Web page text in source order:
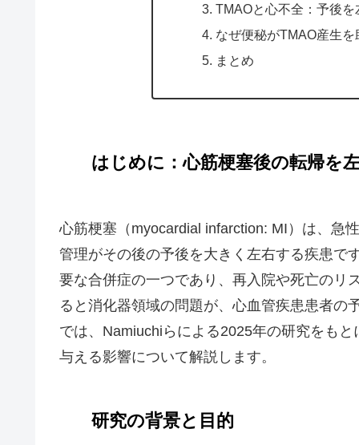
TMAOと心不全：予後
なぜ便秘がTMAO産生
まとめ
はじめに：心筋梗塞後の転帰を
心筋梗塞（myocardial infarction: MI）は、急
管理がその後の予後を大きく左右する疾患で
要な合併症の一つであり、再入院や死亡のリ
ると消化器領域の問題が、心血管疾患患者の
では、Namiuchiらによる2025年の研究をも
与える影響について解説します。
研究の背景と目的